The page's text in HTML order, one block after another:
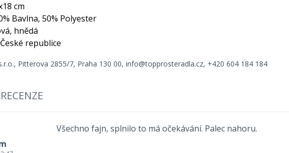
cm
Bavlna, 50% Polyester
hnědá
republice
Pitterova 2855/7, Praha 130 00, info@topprosteradla.cz, +420 604 184 184
Všechno fajn, splnilo to má očekávání. Palec nahoru.